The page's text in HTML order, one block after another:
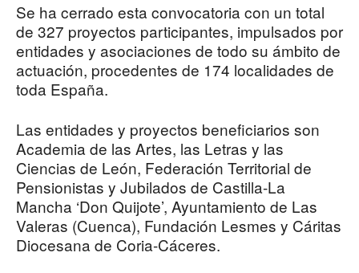
Se ha cerrado esta convocatoria con un total
de 327 proyectos participantes, impulsados por
entidades y asociaciones de todo su ámbito de
actuación, procedentes de 174 localidades de
toda España.
Las entidades y proyectos beneficiarios son
Academia de las Artes, las Letras y las
Ciencias de León, Federación Territorial de
Pensionistas y Jubilados de Castilla-La
Mancha ‘Don Quijote’, Ayuntamiento de Las
Valeras (Cuenca), Fundación Lesmes y Cáritas
Diocesana de Coria-Cáceres.